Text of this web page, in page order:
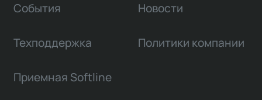
События Новости
Техподдержка Политики компании
Приемная Softline